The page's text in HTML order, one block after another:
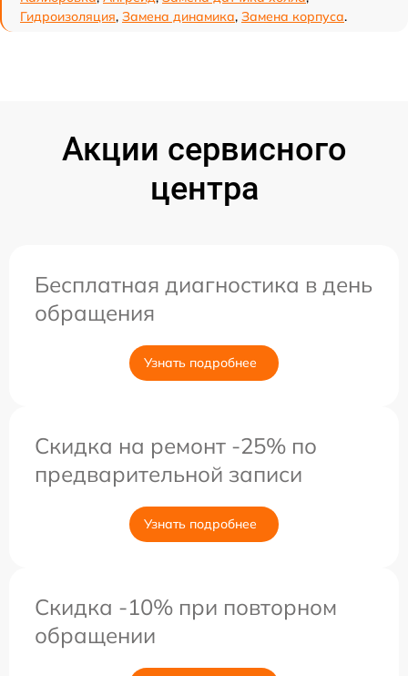
Гидроизоляция, Замена динамика, Замена корпуса.
Акции сервисного
центра
Бесплатная диагностика в день
обращения
Узнать подробнее
Скидка на ремонт -25% по
предварительной записи
Узнать подробнее
Скидка -10% при повторном
обращении